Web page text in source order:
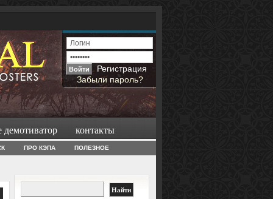
Регистрация
Забыли пароль?
демотиватор контакты
ПРО КЭПА ПОЛЕЗНОЕ